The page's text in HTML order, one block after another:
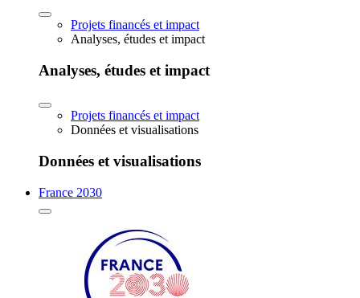
Projets financés et impact
Analyses, études et impact
Analyses, études et impact
Projets financés et impact
Données et visualisations
Données et visualisations
France 2030